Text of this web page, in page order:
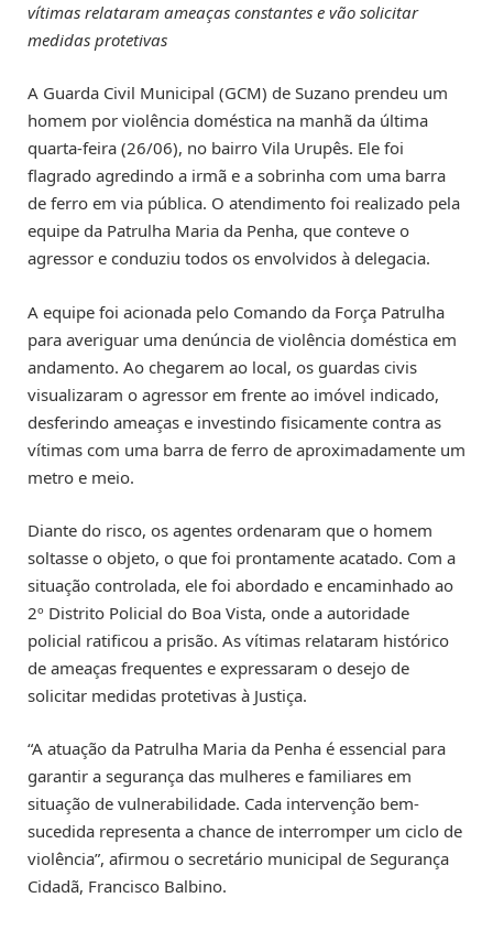
vítimas relataram ameaças constantes e vão solicitar
medidas protetivas
A Guarda Civil Municipal (GCM) de Suzano prendeu um
homem por violência doméstica na manhã da última
quarta-feira (26/06), no bairro Vila Urupês. Ele foi
flagrado agredindo a irmã e a sobrinha com uma barra
de ferro em via pública. O atendimento foi realizado pela
equipe da Patrulha Maria da Penha, que conteve o
agressor e conduziu todos os envolvidos à delegacia.
A equipe foi acionada pelo Comando da Força Patrulha
para averiguar uma denúncia de violência doméstica em
andamento. Ao chegarem ao local, os guardas civis
visualizaram o agressor em frente ao imóvel indicado,
desferindo ameaças e investindo fisicamente contra as
vítimas com uma barra de ferro de aproximadamente um
metro e meio.
Diante do risco, os agentes ordenaram que o homem
soltasse o objeto, o que foi prontamente acatado. Com a
situação controlada, ele foi abordado e encaminhado ao
2º Distrito Policial do Boa Vista, onde a autoridade
policial ratificou a prisão. As vítimas relataram histórico
de ameaças frequentes e expressaram o desejo de
solicitar medidas protetivas à Justiça.
“A atuação da Patrulha Maria da Penha é essencial para
garantir a segurança das mulheres e familiares em
situação de vulnerabilidade. Cada intervenção bem-
sucedida representa a chance de interromper um ciclo de
violência”, afirmou o secretário municipal de Segurança
Cidadã, Francisco Balbino.